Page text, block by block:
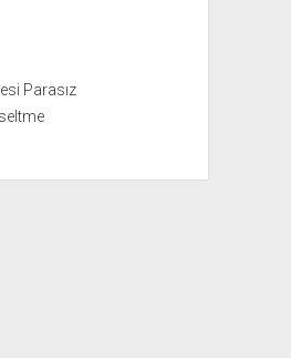
Parasız